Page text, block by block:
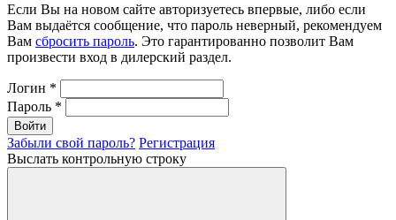
Если Вы на новом сайте авторизуетесь впервые, либо если
Вам выдаётся сообщение, что пароль неверный, рекомендуем
Вам сбросить пароль. Это гарантированно позволит Вам
произвести вход в дилерский раздел.
Логин *
Пароль *
Войти
Забыли свой пароль? Регистрация
Выслать контрольную строку